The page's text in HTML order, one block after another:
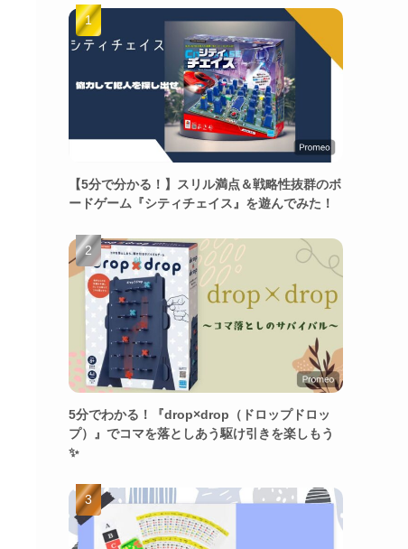
【5分で分かる！】スリル満点＆戦略性抜群のボ
ードゲーム『シティチェイス』を遊んでみた！
5分でわかる！『drop×drop（ドロップドロッ
プ）』でコマを落としあう駆け引きを楽しもう
✨